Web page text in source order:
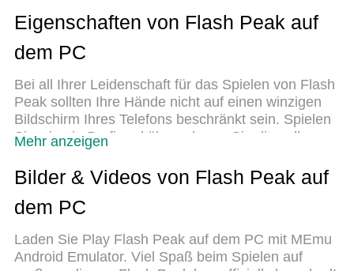
Eigenschaften von Flash Peak auf
dem PC
Bei all Ihrer Leidenschaft für das Spielen von Flash
Peak sollten Ihre Hände nicht auf einen winzigen
Bildschirm Ihres Telefons beschränkt sein. Spielen
Sie wie ein Profi und übernehmen Sie die volle
Kontrolle über Ihr Spiel mit Tastatur und Maus.
MEmu bietet Ihnen all die Dinge, die Sie erwarten.
Laden Sie Flash Peak herunter und spielen Sie es
auf dem PC. Spielen Sie so lange, wie Sie wollen,
störende Anrufe. Das brandneue MEmu 9 ist die
beste Wahl, um Flash Peak auf dem PC zu spielen.
Mehr anzeigen
Bilder & Videos von Flash Peak auf
dem PC
Laden Sie Play Flash Peak auf dem PC mit MEmu
Android Emulator. Viel Spaß beim Spielen auf